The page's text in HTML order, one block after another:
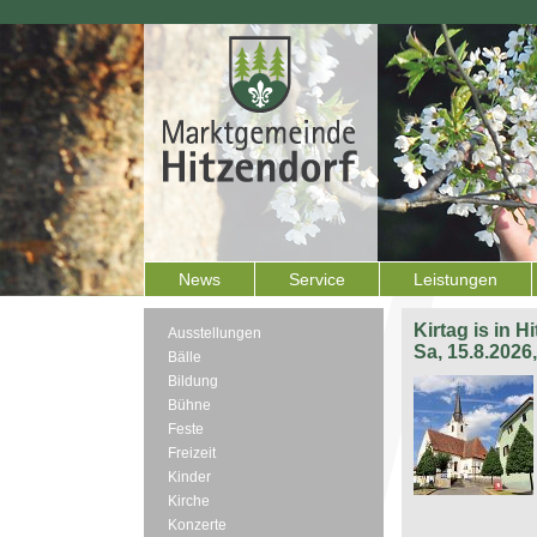
News Service Leistungen
Ausstellungen
Bälle
Bildung
Bühne
Feste
Freizeit
Kinder
Kirche
Konzerte
Kirtag is in
Sa,